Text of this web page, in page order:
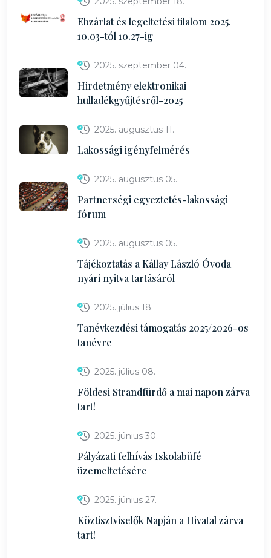
Ebzárlat és legeltetési tilalom 2025.
10.03-tól 10.27-ig
2025. szeptember 04.
Hirdetmény elektronikai
hulladékgyűjtésről-2025
2025. augusztus 11.
Lakossági igényfelmérés
2025. augusztus 05.
Partnerségi egyeztetés-lakossági
fórum
2025. augusztus 05.
Tájékoztatás a Kállay László Óvoda
nyári nyitva tartásáról
2025. július 18.
Tanévkezdési támogatás 2025/2026-os
tanévre
2025. július 08.
Földesi Strandfürdő a mai napon zárva
tart!
2025. június 30.
Pályázati felhívás Iskolabüfé
üzemeltetésére
2025. június 27.
Köztisztviselők Napján a Hivatal zárva
tart!